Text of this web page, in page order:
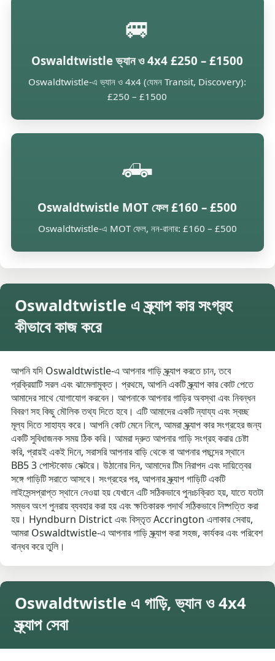
🚐
Oswaldtwistle ভ্যান ও 4x4 £250 – £1500
Oswaldtwistle-এ ভ্যান ও 4x4 (যেমন Transit, Discovery):
£250 – £1500
🛻
Oswaldtwistle MOT ফেল £160 – £500
Oswaldtwistle-এ MOT ফেল, নন-রানার: £160 – £500
Oswaldtwistle এ স্ক্র্যাপ কার সংগ্রহ
কীভাবে কাজ করে
আপনি যদি Oswaldtwistle-এ আপনার গাড়ি স্ক্র্যাপ করতে চান, তবে
প্রক্রিয়াটি সরল এবং ঝামেলামুক্ত। প্রথমে, আপনি একটি স্ক্র্যাপ কার কোট পেতে
আমাদের সাথে যোগাযোগ করবেন। আপনাকে আপনার গাড়ির অবস্থা এবং নিবন্ধন
বিবরণ সহ কিছু মৌলিক তথ্য দিতে হবে। এটি আমাদের একটি ন্যায্য এবং স্বচ্ছ
মূল্য দিতে সাহায্য করে। আপনি কোট মেনে নিলে, আমরা স্ক্র্যাপ কার সংগ্রহের জন্য
একটি সুবিধাজনক সময় ঠিক করি। আমরা দ্রুত আপনার গাড়ি সংগ্রহ করার চেষ্টা
করি, প্রায়ই একই দিনে, সরাসরি আপনার বাড়ি থেকে বা আপনার পছন্দের স্থানে
BB5 3 পোস্টকোড সেক্টরে। উঠানোর দিন, আমাদের টিম নিরাপদ এবং দায়িত্বের
সঙ্গে গাড়িটি সরাতে আসবে। সংগ্রহের পর, আপনার স্ক্র্যাপ গাড়িটি একটি
লাইসেন্সপ্রাপ্ত স্থানে নেওয়া হয় যেখানে এটি সঠিকভাবে পুনঃচক্রিত হয়, যাতে যতটা
সম্ভব অংশ পুনরায় ব্যবহার করা হয় এবং ক্ষতিকারক পদার্থ সঠিকভাবে নিষ্পত্তি করা
হয়। Hyndburn District এবং বিস্তৃত Accrington এলাকার সেবায়,
আমরা Oswaldtwistle-এ আপনার গাড়ি স্ক্র্যাপ করা সহজ, কার্যকর এবং পরিবেশ
বান্ধব করে তুলি।
Oswaldtwistle এ গাড়ি, ভ্যান ও 4x4
স্ক্র্যাপ সেবা